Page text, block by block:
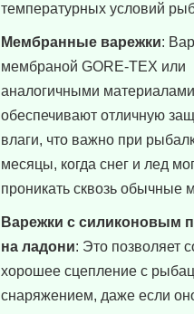
температурных условий
Мембранные варежки:
мембраной GORE-TEX или
аналогичными материалами
обеспечивают отличную
влаги, что важно при
месяцы, когда снег и лед
проникать сквозь обычные
Варежки с силиконовым
на ладони: Это позволяет
хорошее сцепление с
снаряжением, даже если